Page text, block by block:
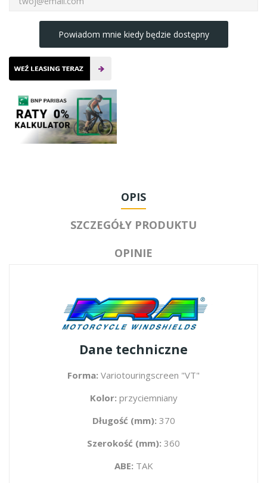
Powiadom mnie kiedy będzie dostępny
OPIS
SZCZEGÓŁY PRODUKTU
OPINIE
Dane techniczne
Forma: Variotouringscreen "VT"
Kolor: przyciemniany
Długość (mm): 370
Szerokość (mm): 360
ABE: TAK